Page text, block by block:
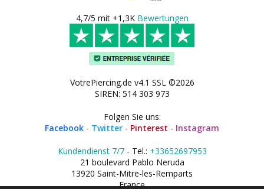
4,7/5 mit +1,3K Bewertungen
VotrePiercing.de v4.1 SSL ©2026
SIREN: 514 303 973
Folgen Sie uns:
Facebook - Twitter - Pinterest - Instagram
Kundendienst 7/7- Tel.: +33652697953
21 boulevard Pablo Neruda
13920 Saint-Mitre-les-Remparts
France